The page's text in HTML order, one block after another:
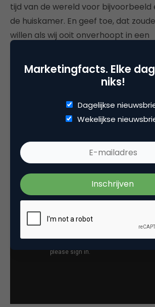
tijd van de wereld voor bijvoorbeeld
de huiskamer. En geef toe, dat
willen als wij ooit onverhoopt in een
Met deze aandoenlijke robot scoort
meer dan 20 duizend views in een
vierde plaats in dit Viral Friday-
11.661 views
Marketingfacts. Elke
niks!
Dagelijkse
Wekelijkse